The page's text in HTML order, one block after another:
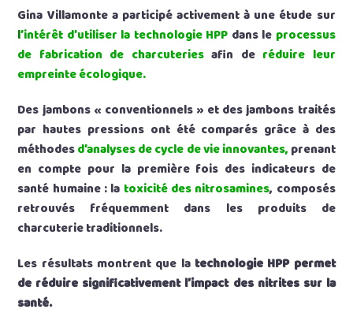
Gina Villamonte a participé activement à une étude sur
l’intérêt d’utiliser la technologie HPP dans le processus
de fabrication de charcuteriesafin de réduire leur
empreinte écologique.
Des jambons « conventionnels » et des jambons traités
par hautes pressions ont été comparés grâce à des
méthodesd’analyses de cycle de vie innovantes, prenant
en compte pour la première fois des indicateurs de
santé humaine : la toxicité des nitrosamines, composés
retrouvés fréquemment dans les produits de
charcuterie traditionnels.
Les résultats montrent que la technologie HPP permet
de réduire significativement l’impact des nitrites sur la
santé.